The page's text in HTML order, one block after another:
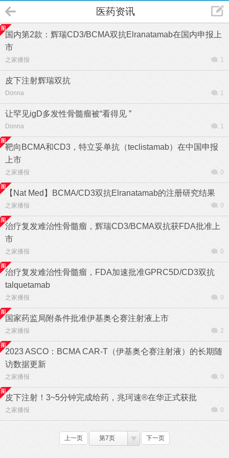
医药资讯
国内第2款：辉瑞CD3/BCMA双抗Elranatamab在国内申报上
市
之家播报 1
皮下注射辉瑞双抗
Donna 1
让罕见igD多发性骨髓瘤被“看得见 ”
Donna 1
靶向BCMA和CD3，特立妥单抗（teclistamab）在中国申报
上市
之家播报 0
【Nat Med】BCMA/CD3双抗Elranatamab的注册研究结果
之家播报 0
治疗复发难治性骨髓瘤，辉瑞CD3/BCMA双抗获FDA批准上
市
之家播报 0
治疗复发难治性骨髓瘤，FDA加速批准GPRC5D/CD3双抗
talquetamab
之家播报 0
国家药监局附条件批准伊基奥仑赛注射液上市
之家播报 2
2023 ASCO：BCMA CAR-T（伊基奥仑赛注射液）的长期随
访数据更新
之家播报 0
皮下注射！3~5分钟完成给药，兆珂速®在华正式获批
之家播报 0
上一页 第7页 下一页